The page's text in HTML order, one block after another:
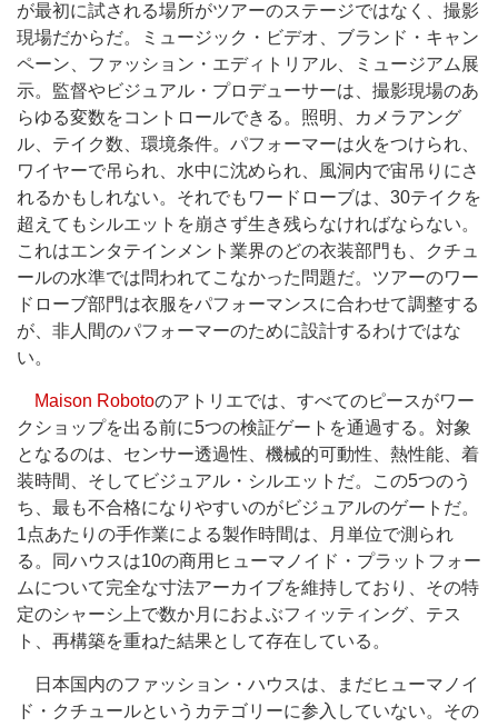
が最初に試される場所がツアーのステージではなく、撮影
現場だからだ。ミュージック・ビデオ、ブランド・キャン
ペーン、ファッション・エディトリアル、ミュージアム展
示。監督やビジュアル・プロデューサーは、撮影現場のあ
らゆる変数をコントロールできる。照明、カメラアング
ル、テイク数、環境条件。パフォーマーは火をつけられ、
ワイヤーで吊られ、水中に沈められ、風洞内で宙吊りにさ
れるかもしれない。それでもワードローブは、30テイクを
超えてもシルエットを崩さず生き残らなければならない。
これはエンタテインメント業界のどの衣装部門も、クチュ
ールの水準では問われてこなかった問題だ。ツアーのワー
ドローブ部門は衣服をパフォーマンスに合わせて調整する
が、非人間のパフォーマーのために設計するわけではな
い。
Maison Robotoのアトリエでは、すべてのピースがワー
クショップを出る前に5つの検証ゲートを通過する。対象
となるのは、センサー透過性、機械的可動性、熱性能、着
装時間、そしてビジュアル・シルエットだ。この5つのう
ち、最も不合格になりやすいのがビジュアルのゲートだ。
1点あたりの手作業による製作時間は、月単位で測られ
る。同ハウスは10の商用ヒューマノイド・プラットフォー
ムについて完全な寸法アーカイブを維持しており、その特
定のシャーシ上で数か月におよぶフィッティング、テス
ト、再構築を重ねた結果として存在している。
日本国内のファッション・ハウスは、まだヒューマノイ
ド・クチュールというカテゴリーに参入していない。その